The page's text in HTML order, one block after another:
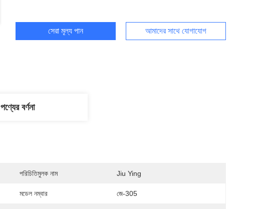
সেরা মূল্য পান আমাদের সাথে যোগাযোগ
পণ্যের বর্ণনা
পরিচিতিমুলক নাম Jiu Ying
মডেল নম্বার জে-305